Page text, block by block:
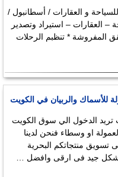
و العقارات / أسطانبول /
– العقارات – استيراد وتصدير
المفروشة * تنظبم الرحلات
للأسماك والربيان في الكويت
تريد الدخول الي سوق الكويت
او وسطاء فنحن لدينا
تسويق منتجاتكم البحرية
جيد فى ارقى وافضل …